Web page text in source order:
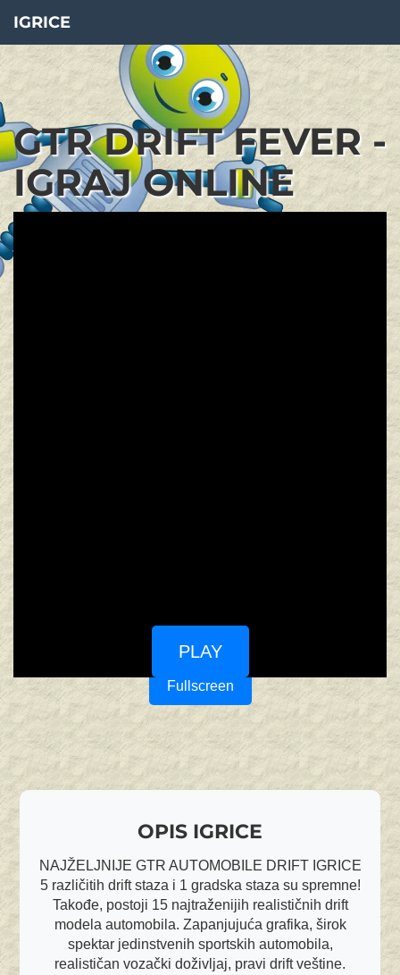
IGRICE
GTR DRIFT FEVER -
IGRAJ ONLINE
PLAY
Fullscreen
OPIS IGRICE
NAJŽELJNIJE GTR AUTOMOBILE DRIFT IGRICE
5 različitih drift staza i 1 gradska staza su spremne!
Takođe, postoji 15 najtraženijih realističnih drift
modela automobila. Zapanjujuća grafika, širok
spektar jedinstvenih sportskih automobila,
realističan vozački doživljaj, pravi drift veštine.